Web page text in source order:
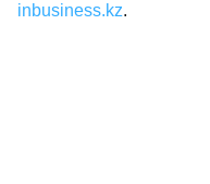
inbusiness.kz.